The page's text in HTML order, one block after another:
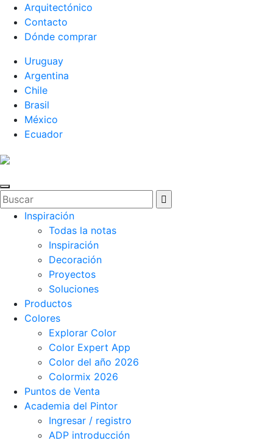
Arquitectónico
Contacto
Dónde comprar
Uruguay
Argentina
Chile
Brasil
México
Ecuador
Inspiración
Todas la notas
Inspiración
Decoración
Proyectos
Soluciones
Productos
Colores
Explorar Color
Color Expert App
Color del año 2026
Colormix 2026
Puntos de Venta
Academia del Pintor
Ingresar / registro
ADP introducción